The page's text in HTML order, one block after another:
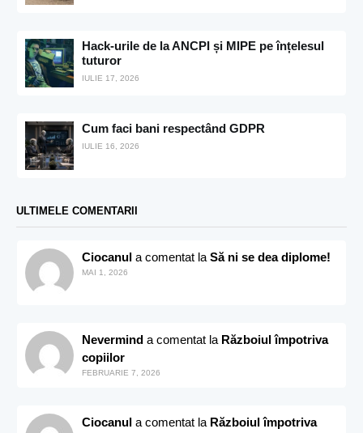
Hack-urile de la ANCPI și MIPE pe înțelesul
tuturor
IULIE 17, 2026
Cum faci bani respectând GDPR
IULIE 16, 2026
ULTIMELE COMENTARII
Ciocanul a comentat la Să ni se dea diplome!
MAI 1, 2026
Nevermind a comentat la Războiul împotriva
copiilor
FEBRUARIE 7, 2026
Ciocanul a comentat la Războiul împotriva